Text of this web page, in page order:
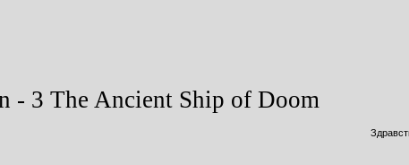
- 3 The Ancient Ship of Doom